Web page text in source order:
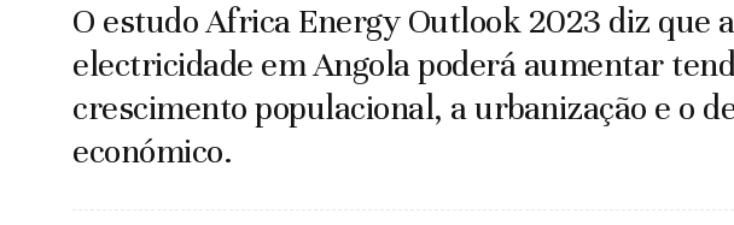
O estudo Africa Energy Outlook 2023 diz que
electricidade em Angola poderá aumentar
crescimento populacional, a urbanização e o
económico.